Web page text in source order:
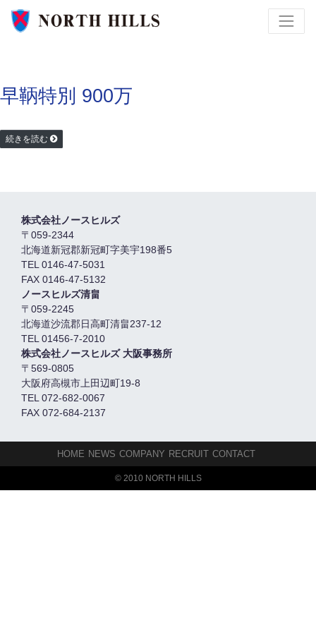
早鞆特別 900万
続きを読む
株式会社ノースヒルズ
〒059-2344
北海道新冠郡新冠町字美宇198番5
TEL 0146-47-5031
FAX 0146-47-5132
ノースヒルズ清畠
〒059-2245
北海道沙流郡日高町清畠237-12
TEL 01456-7-2010
株式会社ノースヒルズ 大阪事務所
〒569-0805
大阪府高槻市上田辺町19-8
TEL 072-682-0067
FAX 072-684-2137
HOME NEWS COMPANY RECRUIT CONTACT
© 2010 NORTH HILLS